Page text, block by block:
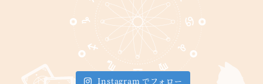
Instagram でフォロー